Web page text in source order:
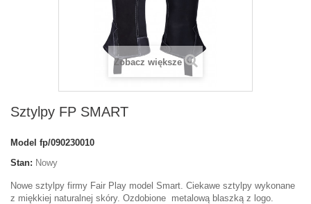
Zobacz większe
Sztylpy FP SMART
Model fp/090230010
Stan: Nowy
Nowe sztylpy firmy Fair Play model Smart. Ciekawe sztylpy wykonane
z miękkiej naturalnej skóry. Ozdobione metalową blaszką z logo.